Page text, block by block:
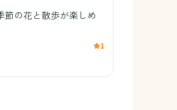
節の花と散歩が楽しめ
1